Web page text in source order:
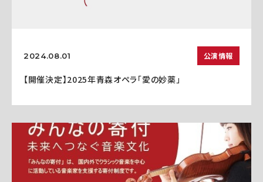
2024.08.01 公演情報
【開催決定】2025年青森オペラ「愛の妙薬」